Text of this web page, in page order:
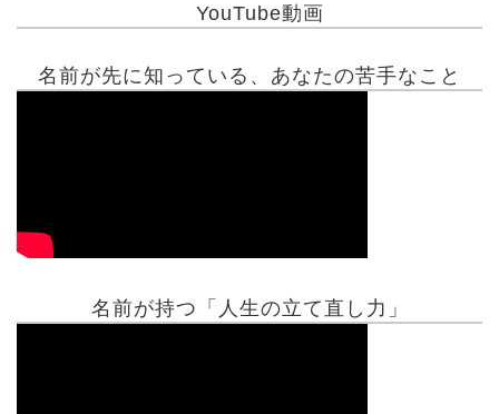
YouTube動画
名前が先に知っている、あなたの苦手なこと
名前が持つ「人生の立て直し力」